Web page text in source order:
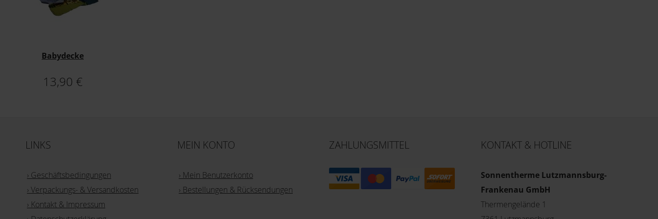
Babydecke
13,90 €
LINKS
› Geschäftsbedingungen
› Verpackungs- & Versandkosten
› Kontakt & Impressum
MEIN KONTO
› Mein Benutzerkonto
› Bestellungen & Rücksendungen
ZAHLUNGSMITTEL KONTAKT & HOTLINE
Sonnentherme Lutzmannsburg-
Frankenau GmbH
Thermengelände 1